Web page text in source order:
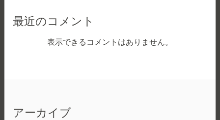
最近のコメント
表示できるコメントはありません。
アーカイブ